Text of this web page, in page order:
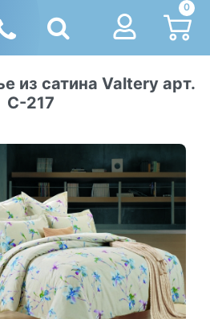
0
из сатина Valtery арт.
С-217